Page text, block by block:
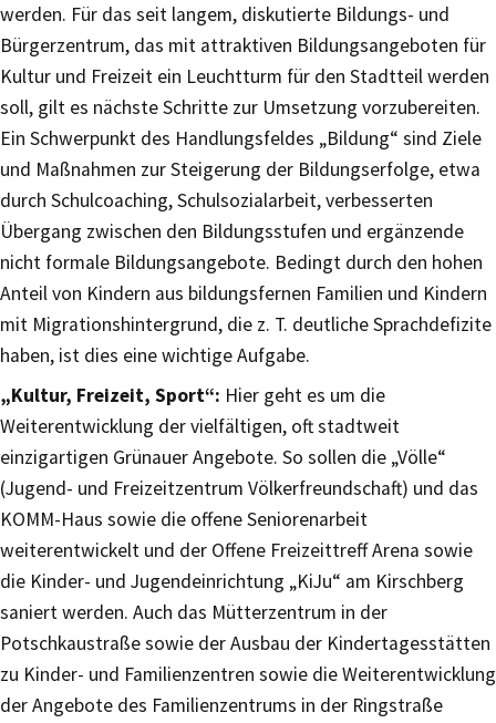
werden. Für das seit langem, diskutierte Bildungs- und
Bürgerzentrum, das mit attraktiven Bildungsangeboten für
Kultur und Freizeit ein Leuchtturm für den Stadtteil werden
soll, gilt es nächste Schritte zur Umsetzung vorzubereiten.
Ein Schwerpunkt des Handlungsfeldes „Bildung“ sind Ziele
und Maßnahmen zur Steigerung der Bildungserfolge, etwa
durch Schulcoaching, Schulsozialarbeit, verbesserten
Übergang zwischen den Bildungsstufen und ergänzende
nicht formale Bildungsangebote. Bedingt durch den hohen
Anteil von Kindern aus bildungsfernen Familien und Kindern
mit Migrationshintergrund, die z. T. deutliche Sprachdefizite
haben, ist dies eine wichtige Aufgabe.
„Kultur, Freizeit, Sport“: Hier geht es um die
Weiterentwicklung der vielfältigen, oft stadtweit
einzigartigen Grünauer Angebote. So sollen die „Völle“
(Jugend- und Freizeitzentrum Völkerfreundschaft) und das
KOMM-Haus sowie die offene Seniorenarbeit
weiterentwickelt und der Offene Freizeittreff Arena sowie
die Kinder- und Jugendeinrichtung „KiJu“ am Kirschberg
saniert werden. Auch das Mütterzentrum in der
Potschkaustraße sowie der Ausbau der Kindertagesstätten
zu Kinder- und Familienzentren sowie die Weiterentwicklung
der Angebote des Familienzentrums in der Ringstraße